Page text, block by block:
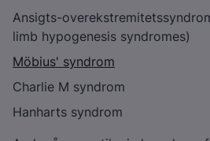
Ansigts-
limb hypogenesis syndromes)
Möbius' syndrom
Charlie M syndrom
Hanharts syndrom